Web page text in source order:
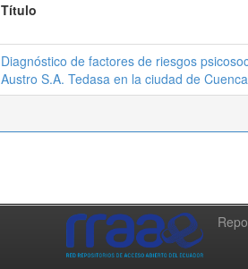
Título
Diagnóstico de factores de riesgos
Austro S.A. Tedasa en la ciudad de Cuenca